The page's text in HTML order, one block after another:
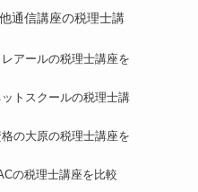
通信講座の税理士講
アールの税理士講座を
トスクールの税理士講
の大原の税理士講座を
の税理士講座を比較